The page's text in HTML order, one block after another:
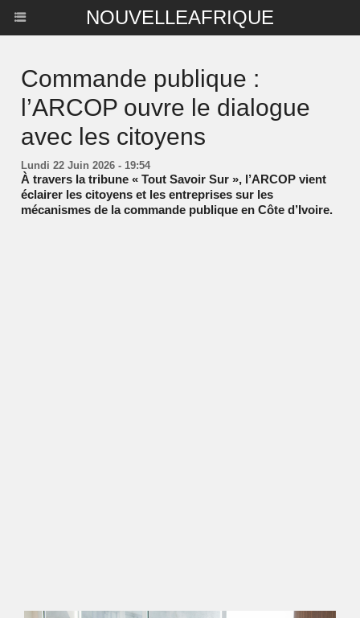
NOUVELLEAFRIQUE
Commande publique :
l’ARCOP ouvre le dialogue
avec les citoyens
Lundi 22 Juin 2026 - 19:54
À travers la tribune « Tout Savoir Sur », l’ARCOP vient
éclairer les citoyens et les entreprises sur les
mécanismes de la commande publique en Côte d’Ivoire.